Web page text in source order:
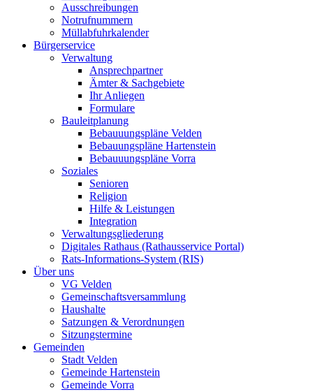
Ausschreibungen
Notrufnummern
Müllabfuhrkalender
Bürgerservice
Verwaltung
Ansprechpartner
Ämter & Sachgebiete
Ihr Anliegen
Formulare
Bauleitplanung
Bebauuungspläne Velden
Bebauungspläne Hartenstein
Bebauuungspläne Vorra
Soziales
Senioren
Religion
Hilfe & Leistungen
Integration
Verwaltungsgliederung
Digitales Rathaus (Rathausservice Portal)
Rats-Informations-System (RIS)
Über uns
VG Velden
Gemeinschaftsversammlung
Haushalte
Satzungen & Verordnungen
Sitzungstermine
Gemeinden
Stadt Velden
Gemeinde Hartenstein
Gemeinde Vorra